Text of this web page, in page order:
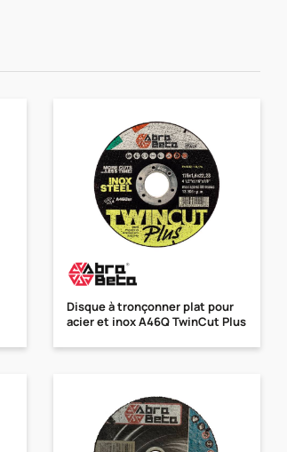
Disque à tronçonner plat pour
acier et inox A46Q TwinCut Plus